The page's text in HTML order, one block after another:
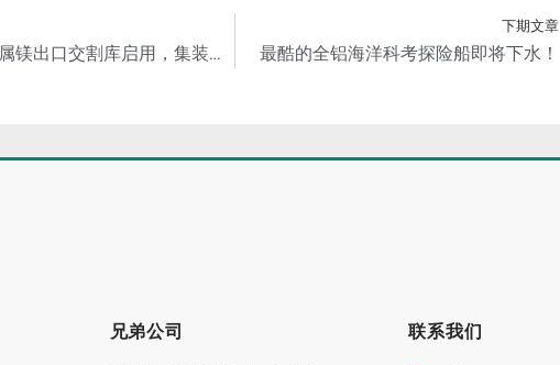
榆镁集团金属镁出口交割库启用，集装箱铁海联运首列发运
下期文章
最酷的全铝海洋科考探险船即将下水！
兄弟公司 联系我们